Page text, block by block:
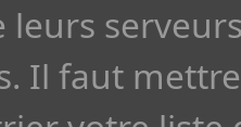
Il faut